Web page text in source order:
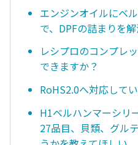
エンジンオイルにベ
で、DPFの詰まりを
レシプロのコンプレ
できますか？
RoHS2.0へ対応して
H1ベルハンマーシリ
27品目、貝類、グル